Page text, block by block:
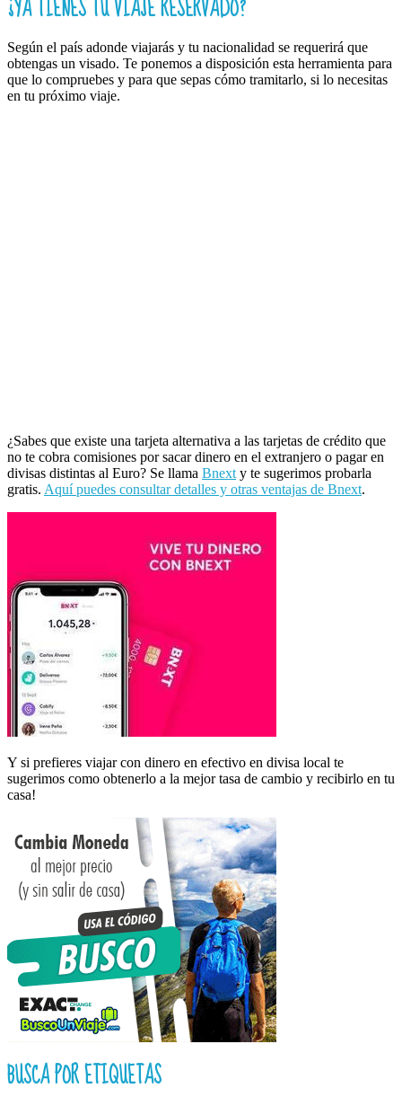
¿YA TIENES TU VIAJE RESERVADO?
Según el país adonde viajarás y tu nacionalidad se requerirá que
obtengas un visado. Te ponemos a disposición esta herramienta para
que lo compruebes y para que sepas cómo tramitarlo, si lo necesitas
en tu próximo viaje.
¿Sabes que existe una tarjeta alternativa a las tarjetas de crédito que
no te cobra comisiones por sacar dinero en el extranjero o pagar en
divisas distintas al Euro? Se llama Bnext y te sugerimos probarla
gratis. Aquí puedes consultar detalles y otras ventajas de Bnext.
Y si prefieres viajar con dinero en efectivo en divisa local te
sugerimos como obtenerlo a la mejor tasa de cambio y recibirlo en tu
casa!
BUSCA POR ETIQUETAS